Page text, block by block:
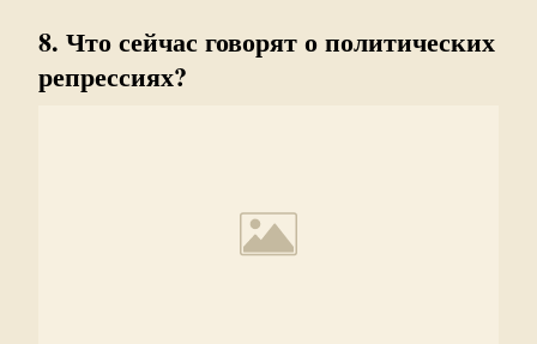
8. Что сейчас говорят о политических
репрессиях?